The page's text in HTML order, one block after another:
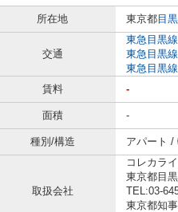
所在地
東京都目
交通
東急目黒線
東急目黒線
東急目黒線
賃料
-
面積 -
種別/構造 アパート /
取扱会社
コレカラ
東京都目
TEL:03-
東京都知